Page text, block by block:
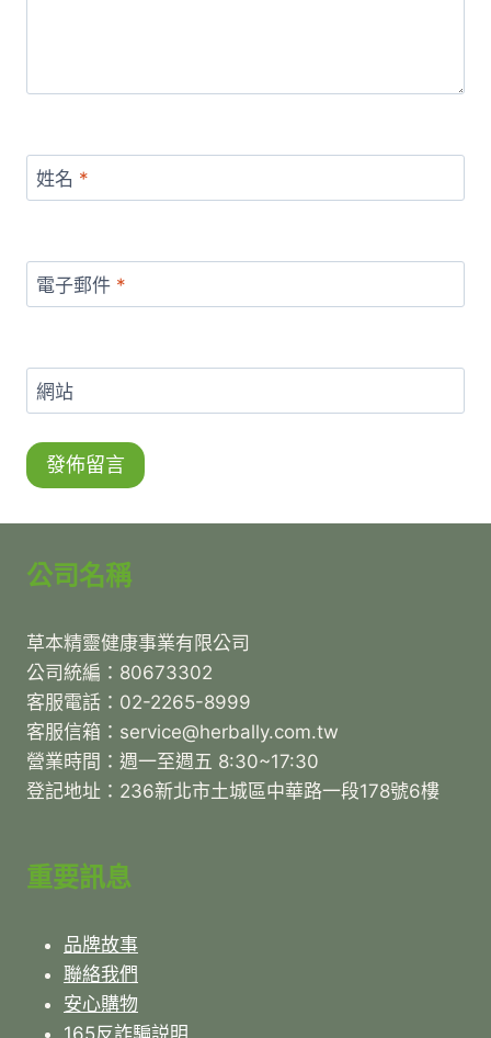
姓名 *
電子郵件 *
網站
公司名稱
草本精靈健康事業有限公司
公司統編：80673302
客服電話：02-2265-8999
客服信箱：service@herbally.com.tw
營業時間：週一至週五 8:30~17:30
登記地址：236新北市土城區中華路一段178號6樓
重要訊息
品牌故事
聯絡我們
安心購物